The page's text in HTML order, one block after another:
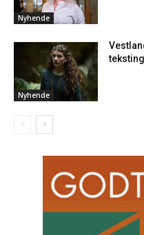
Nyhende
Nyhende
teksting